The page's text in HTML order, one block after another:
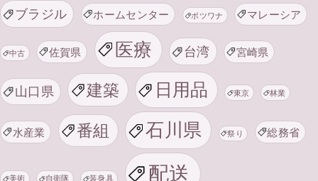
ブラジル ホームセンター ボツワナ マレーシア
中古 佐賀県 医療 台湾 宮崎県
山口県 建築 日用品 東京 林業
水産業 番組 石川県 祭り 総務省
美術 自衛隊 装身具 配送